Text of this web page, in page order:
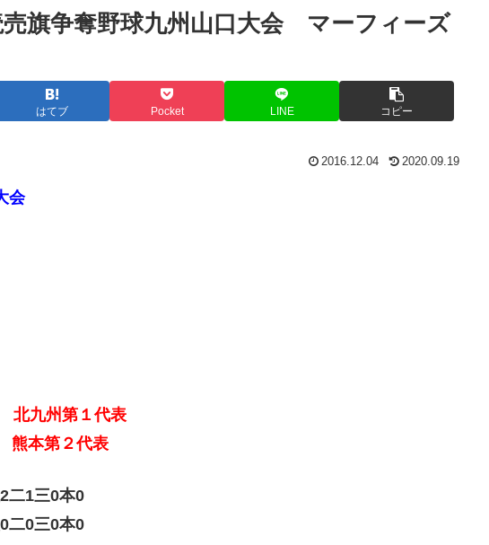
旗争奪野球九州山口大会 マーフィーズ
はてブ Pocket LINE コピー
2016.12.04 2020.09.19
会
北九州第１代表
熊本第２代表
二1三0本0
二0三0本0